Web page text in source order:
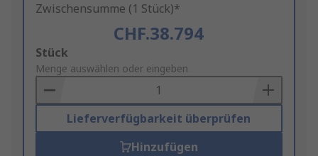
Zwischensumme (1 Stück)*
CHF.38.794
Add
to
Basket
Stück
Menge auswählen oder eingeben
Lieferverfügbarkeit überprüfen
Hinzufügen